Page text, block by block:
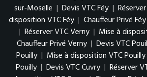
sur-Moselle | Devis VTC Féy |
disposition VTC Féy | Chauffeur Privé Féy
| Réserver VTC Verny | Mise à
Chauffeur Privé Verny | Devis VTC
Pouilly | Mise à disposition VTC Pouilly
Pouilly | Devis VTC Cuvry | Réserver